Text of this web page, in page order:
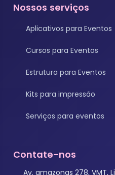
Nossos serviços
Aplicativos para Eventos
Cursos para Eventos
Estrutura para Eventos
Kits para impressão
Serviços para eventos
Contate-nos
Av. amazonas 278, VMT,